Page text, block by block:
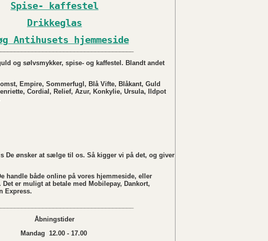
Spise- kaffestel
Drikkeglas
Antihusets hjemmeside
og sølvsmykker, spise- og kaffestel. Blandt andet
Empire, Sommerfugl, Blå Vifte, Blåkant, Guld
Cordial, Relief, Azur, Konkylie, Ursula, Ildpot
De ønsker at sælge til os. Så kigger vi på det, og giver
handle både online på vores hjemmeside, eller
er muligt at betale med Mobilepay, Dankort,
Express.
Åbningstider
Mandag 12.00 - 17.00